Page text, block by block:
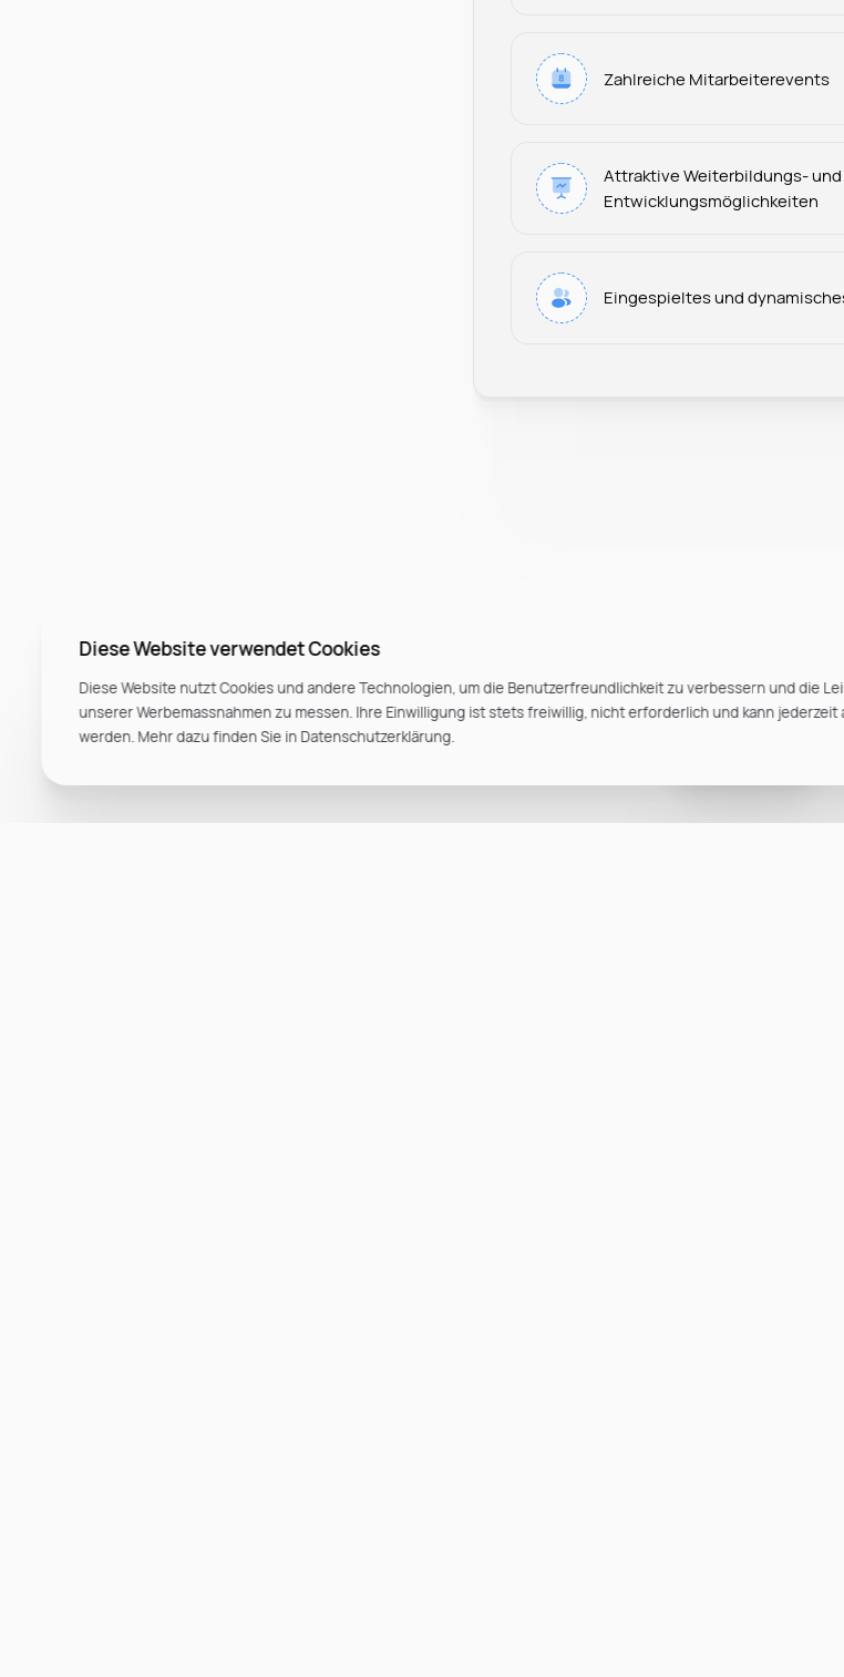
Zahlreiche Mitarbeiterevents
Attraktive Weiterbildungs- und
Entwicklungsmöglichkeiten
Eingespieltes und
Diese Website verwendet Cookies
Diese Website nutzt Cookies und andere Technologien, um die Benutzerfreundlichkeit zu verbessern und die
unserer Werbemassnahmen zu messen. Ihre Einwilligung ist stets freiwillig, nicht erforderlich und kann
werden. Mehr dazu finden Sie in Datenschutzerklärung.